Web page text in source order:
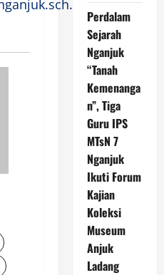
Perdalam
Sejarah
Nganjuk
“Tanah
Kemenanga
n”, Tiga
Guru IPS
MTsN 7
Nganjuk
Ikuti Forum
Kajian
Koleksi
Museum
Anjuk
Ladang